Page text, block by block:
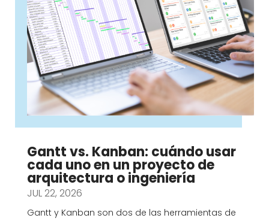
Gantt vs. Kanban: cuándo usar
cada uno en un proyecto de
arquitectura o ingeniería
JUL 22, 2026
Gantt y Kanban son dos de las herramientas de